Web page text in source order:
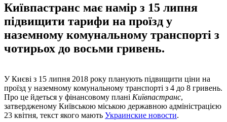
Київпастранс має намір з 15 липня
підвищити тарифи на проїзд у
наземному комунальному транспорті з
чотирьох до восьми гривень.
У Києві з 15 липня 2018 року планують підвищити ціни на
проїзд у наземному комунальному транспорті з 4 до 8 гривень.
Про це йдеться у фінансовому плані Київпастранс,
затвердженому Київською міською державною адміністрацією
23 квітня, текст якого мають Украинские новости.